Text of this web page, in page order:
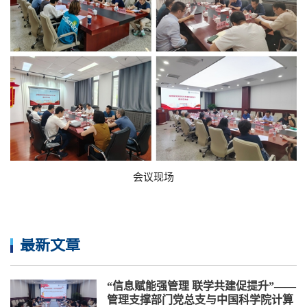
会议现场
最新文章
“信息赋能强管理 联学共建促提升”——
管理支撑部门党总支与中国科学院计算